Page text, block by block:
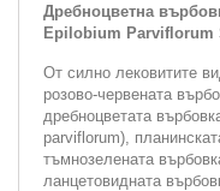
Дребноцветна
Epilobium Parviflorum
От силно лековитите
розово-червената
дребноцветата
parviflorum),
тъмнозелената
ланцетовидната